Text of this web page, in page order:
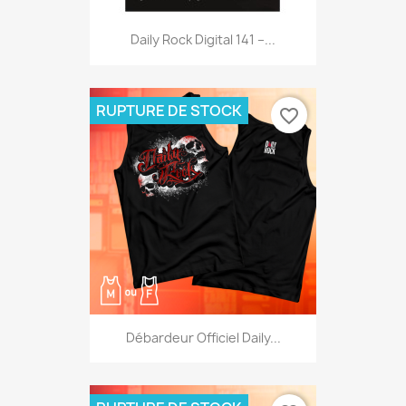
Daily Rock Digital 141 –...
Débardeur Officiel Daily...
RUPTURE DE STOCK favorite_border